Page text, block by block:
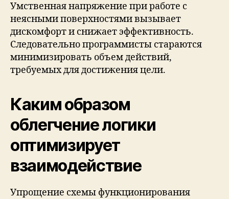
Умственная напряжение при работе с
неясными поверхностями вызывает
дискомфорт и снижает эффективность.
Следовательно программисты стараются
минимизировать объем действий,
требуемых для достижения цели.
Каким образом
облегчение логики
оптимизирует
взаимодействие
Упрощение схемы функционирования